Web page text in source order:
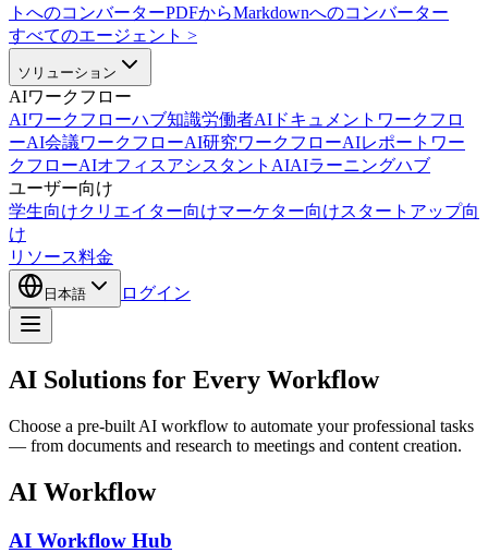
トへのコンバーターPDFからMarkdownへのコンバーター
すべてのエージェント >
ソリューション
AIワークフロー
AIワークフローハブ知識労働者AI ドキュメントワークフロ
ーAI会議ワークフローAI研究ワークフローAIレポートワー
クフローAIオフィスアシスタントAIAIラーニングハブ
ユーザー向け
学生向けクリエイター向けマーケター向けスタートアップ向
け
リソース料金
日本語 ログイン
AI Solutions for Every Workflow
Choose a pre-built AI workflow to automate your professional tasks
— from documents and research to meetings and content creation.
AI Workflow
AI Workflow Hub